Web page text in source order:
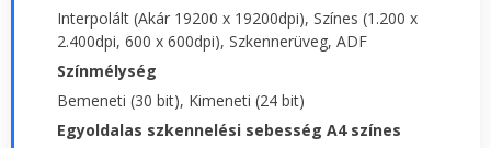
Interpolált (Akár 19200 x 19200dpi), Színes (1.200 x
2.400dpi, 600 x 600dpi), Szkennerüveg, ADF
Színmélység
Bemeneti (30 bit), Kimeneti (24 bit)
Egyoldalas szkennelési sebesség A4 színes